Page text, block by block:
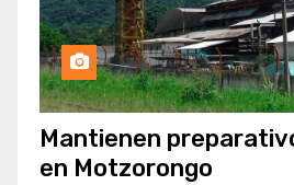
Mantienen
en Motzorongo